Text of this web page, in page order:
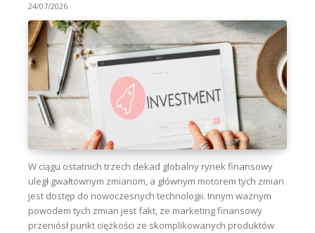
24/07/2026
W ciągu ostatnich trzech dekad globalny rynek finansowy
uległ gwałtownym zmianom, a głównym motorem tych zmian
jest dostęp do nowoczesnych technologii. Innym ważnym
powodem tych zmian jest fakt, że marketing finansowy
przeniósł punkt ciężkości ze skomplikowanych produktów